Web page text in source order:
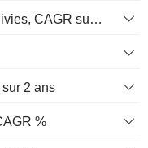
Bénéfices des activités poursuivies, CAGR sur 2 ans
2 ans
%